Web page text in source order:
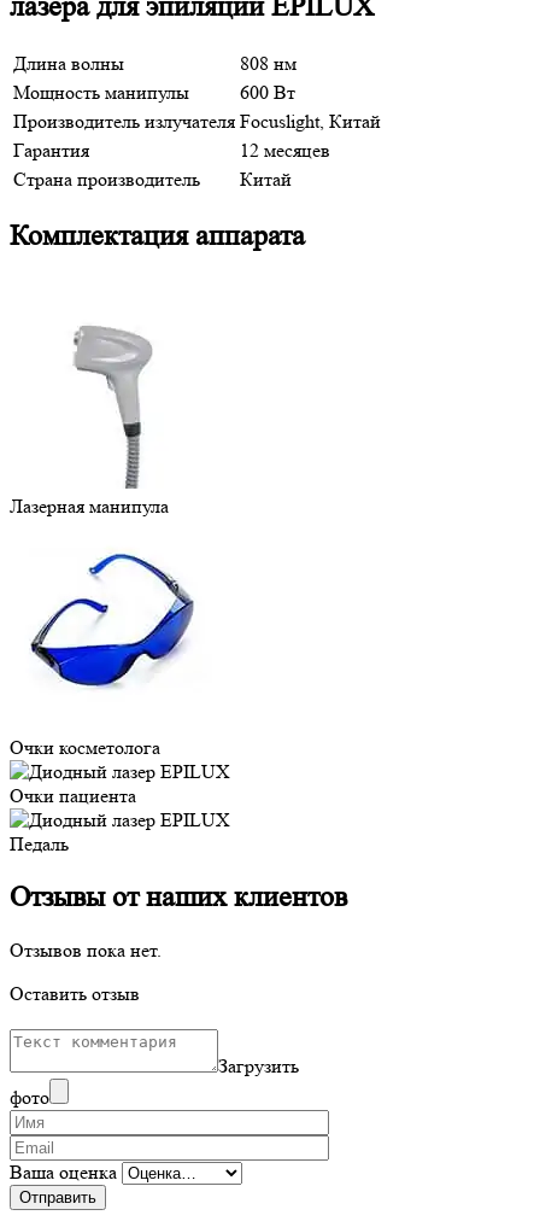
лазера для эпиляции EPILUX
Длина волны
808 нм
Мощность манипулы
600 Вт
Производитель излучателя Focuslight, Китай
Гарантия
12 месяцев
Страна производитель
Китай
Комплектация аппарата
Лазерная манипула
Очки косметолога
Очки пациента
Педаль
Отзывы от наших клиентов
Отзывов пока нет.
Оставить отзыв
Загрузить
фото
Ваша оценка
Отправить